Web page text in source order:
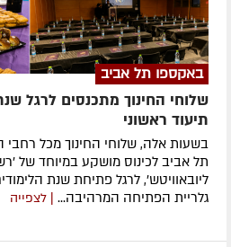
באקספו תל אביב
שלוחי החינוך מתכנסים לרגל
תיעוד ראשוני
בשעות אלה, שלוחי החינוך מכל
תל אביב לכינוס מושקע במיוחד של
ליובאוויטש', לרגל פתיחת שנת
גלריית הפתיחה המרהיבה... | לצפייה